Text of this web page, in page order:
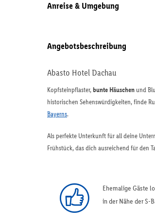
Anreise & Umgebung
Angebotsbeschreibung
Abasto Hotel Dachau
Kopfsteinpflaster,bunte Häuschen und
historischen Sehenswürdigkeiten, finde
Bayerns.
Als perfekte Unterkunft für all deine
Frühstück, das dich ausreichend für den
Ehemalige Gäste
in der Nähe der S-